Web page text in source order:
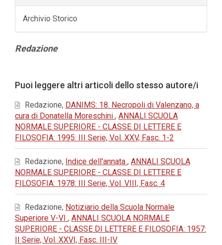
Archivio Storico
Contenuto
Redazione
dell'articolo
Puoi leggere altri articoli dello stesso autore/i
Redazione, DANIMS: 18. Necropoli di Valenzano, a
cura di Donatella Moreschini , ANNALI SCUOLA
NORMALE SUPERIORE - CLASSE DI LETTERE E
FILOSOFIA: 1995: III Serie, Vol. XXV, Fasc. 1-2
Redazione, Indice dell'annata , ANNALI SCUOLA
NORMALE SUPERIORE - CLASSE DI LETTERE E
FILOSOFIA: 1978: III Serie, Vol. VIII, Fasc. 4
Redazione, Notiziario della Scuola Normale
Superiore V-VI , ANNALI SCUOLA NORMALE
SUPERIORE - CLASSE DI LETTERE E FILOSOFIA: 1957:
II Serie, Vol. XXVI, Fasc. III-IV